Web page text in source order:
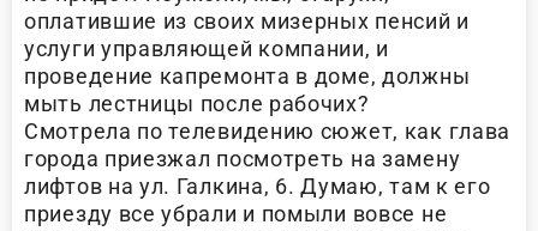
оплатившие из своих мизерных пенсий и
услуги управляющей компании, и
проведение капремонта в доме, должны
мыть лестницы после рабочих?
Смотрела по телевидению сюжет, как глава
города приезжал посмотреть на замену
лифтов на ул. Галкина, 6. Думаю, там к его
приезду все убрали и помыли вовсе не